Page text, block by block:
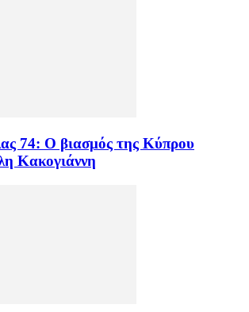
74: Ο βιασμός της Κύπρου
Κακογιάννη